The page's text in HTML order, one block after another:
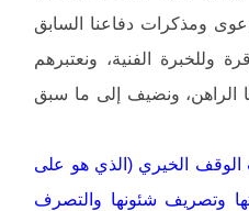
ومذكرات دفاعنا السابق
وللخبرة الفنية، ونعتبرهم
الراهن، ونضيف إلى ما سبق
الوقف الخيري (الذي هو على
وتصريف شئونها والتصرف